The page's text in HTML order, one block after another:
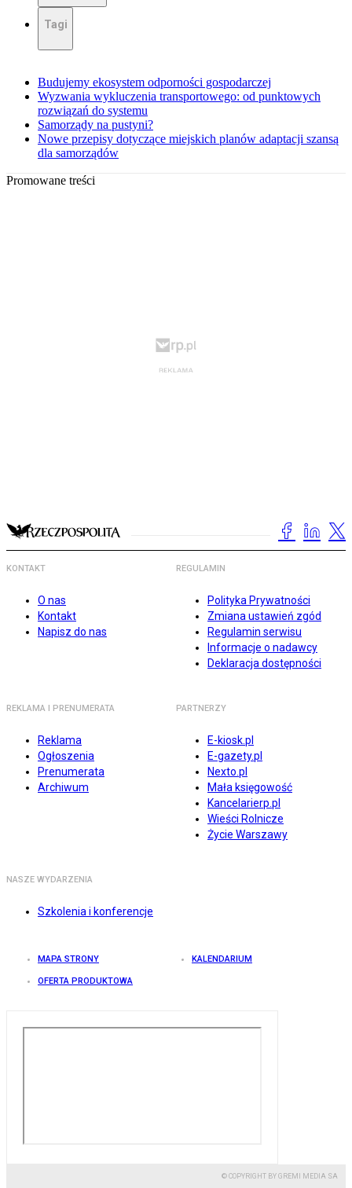
Tagi
Budujemy ekosystem odporności gospodarczej
Wyzwania wykluczenia transportowego: od punktowych
rozwiązań do systemu
Samorządy na pustyni?
Nowe przepisy dotyczące miejskich planów adaptacji szansą
dla samorządów
Promowane treści
KONTAKT
O nas
Kontakt
Napisz do nas
REGULAMIN
Polityka Prywatności
Zmiana ustawień zgód
Regulamin serwisu
Informacje o nadawcy
Deklaracja dostępności
REKLAMA I PRENUMERATA
Reklama
Ogłoszenia
Prenumerata
Archiwum
PARTNERZY
E-kiosk.pl
E-gazety.pl
Nexto.pl
Mała księgowość
Kancelarierp.pl
Wieści Rolnicze
Życie Warszawy
NASZE WYDARZENIA
Szkolenia i konferencje
MAPA STRONY KALENDARIUM
OFERTA PRODUKTOWA
© COPYRIGHT BY GREMI MEDIA SA